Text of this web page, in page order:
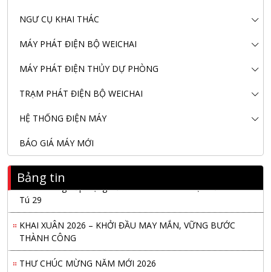
NGƯ CỤ KHAI THÁC
MÁY PHÁT ĐIỆN BỘ WEICHAI
MÁY PHÁT ĐIỆN THỦY DỰ PHÒNG
TRẠM PHÁT ĐIỆN BỘ WEICHAI
HỆ THỐNG ĐIỆN MÁY
BÁO GIÁ MÁY MỚI
Bảng tin
Nanibi Cung Cấp Động Cơ Weichai Cho Tàu Vận Tải Minh
Tú 29
KHAI XUÂN 2026 – KHỞI ĐẦU MAY MẮN, VỮNG BƯỚC
THÀNH CÔNG
THƯ CHÚC MỪNG NĂM MỚI 2026